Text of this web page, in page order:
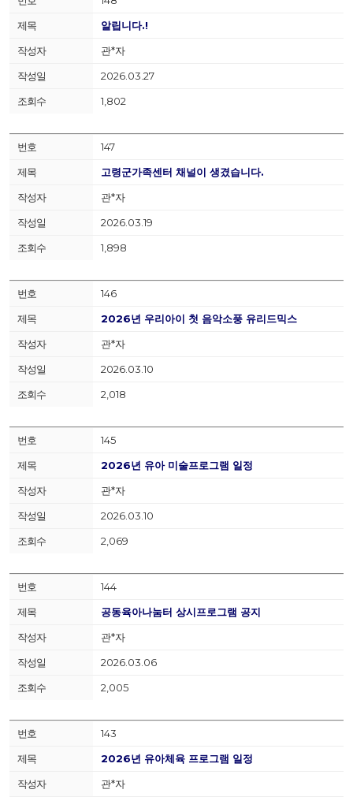
알립니다.!
관*자
2026.03.27
1,802
147
고령군가족센터 채널이 생겼습니다.
관*자
2026.03.19
1,898
146
2026년 우리아이 첫 음악소풍 유리드믹스
관*자
2026.03.10
2,018
145
2026년 유아 미술프로그램 일정
관*자
2026.03.10
2,069
144
공동육아나눔터 상시프로그램 공지
관*자
2026.03.06
2,005
143
2026년 유아체육 프로그램 일정
관*자